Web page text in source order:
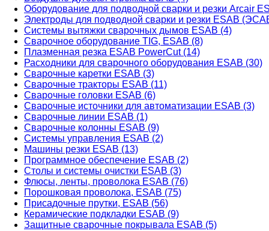
Оборудование для подводной сварки и резки Arcair
Электроды для подводной сварки и резки ESAB
Системы вытяжки сварочных дымов ESAB (4)
Сварочное оборудование TIG, ESAB (8)
Плазменная резка ESAB PowerCut (14)
Расходники для сварочного оборудования ESAB (30)
Сварочные каретки ESAB (3)
Сварочные тракторы ESAB (11)
Сварочные головки ESAB (6)
Сварочные источники для автоматизации ESAB (3)
Сварочные линии ESAB (1)
Сварочные колонны ESAB (9)
Системы управления ESAB (2)
Машины резки ESAB (13)
Программное обеспечение ESAB (2)
Столы и системы очистки ESAB (3)
Флюсы, ленты, проволока ESAB (76)
Порошковая проволока, ESAB (75)
Присадочные прутки, ESAB (56)
Керамические подкладки ESAB (9)
Защитные сварочные покрывала ESAB (5)